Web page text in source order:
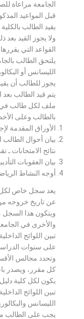
الجامعة مراعاة
قبل المواعيد
يقيد الطالب
ولا يجوز القيد
القواعد التي
يلتحق الطالب
الليسانس أو
يجوز للطالب أن
يتم قيد الطالب بعد
ملف لكل طالب في
بالطالب وعلى
الأوراق المقدمة
بيان أحوال الطالب
نتائح الامتحانات ـ
بيان العقوبات
أوجه النشاط
يعد سجل خاص لكل
عن تاريخ خروجه
ويتكون هذا
والأخرى في
تبين اللوائح
على سنوات
وتحدد مجالس
كل مقرر، ويصدر
يكون لكل كلية
تبين اللوائح
الليسانس
يجب على الطالب